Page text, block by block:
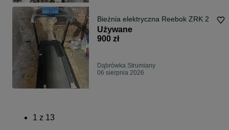
Bieżnia elektryczna Reebok ZRK 2
Używane
900 zł
Dąbrówka Strumiany
06 sierpnia 2026
1 z 13